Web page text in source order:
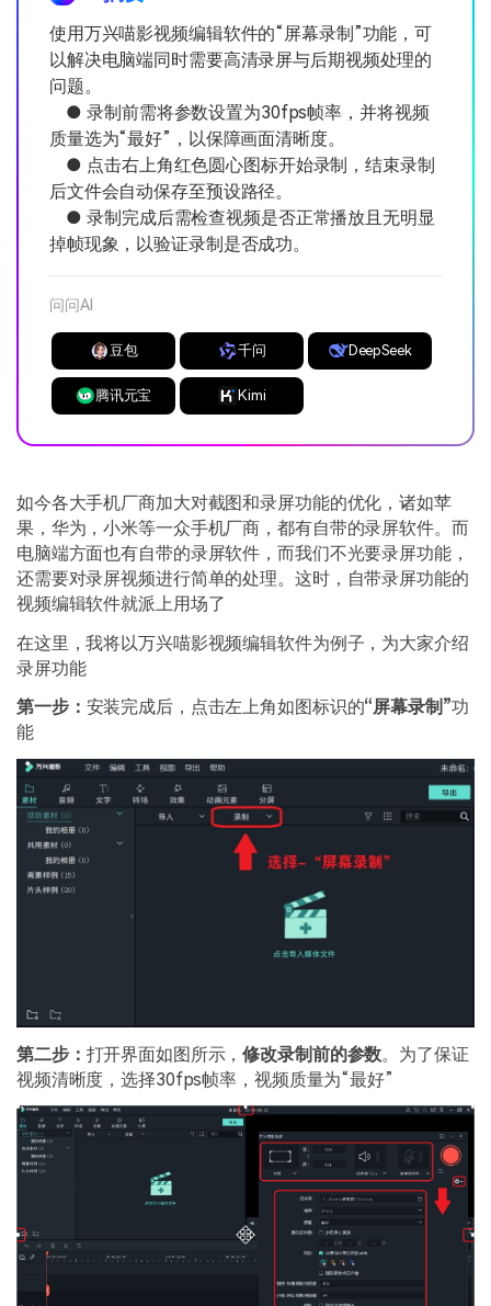
使用万兴喵影视频编辑软件的“屏幕录制”功能，可
以解决电脑端同时需要高清录屏与后期视频处理的
问题。
● 录制前需将参数设置为30fps帧率，并将视频
质量选为“最好”，以保障画面清晰度。
● 点击右上角红色圆心图标开始录制，结束录制
后文件会自动保存至预设路径。
● 录制完成后需检查视频是否正常播放且无明显
掉帧现象，以验证录制是否成功。
问问AI
豆包 千问 DeepSeek
腾讯元宝 Kimi
如今各大手机厂商加大对截图和录屏功能的优化，诸如苹
果，华为，小米等一众手机厂商，都有自带的录屏软件。而
电脑端方面也有自带的录屏软件，而我们不光要录屏功能，
还需要对录屏视频进行简单的处理。这时，自带录屏功能的
视频编辑软件就派上用场了
在这里，我将以万兴喵影视频编辑软件为例子，为大家介绍
录屏功能
第一步： 安装完成后，点击左上角如图标识的“屏幕录制”功
能
第二步： 打开界面如图所示，修改录制前的参数。为了保证
视频清晰度，选择30fps帧率，视频质量为“最好”